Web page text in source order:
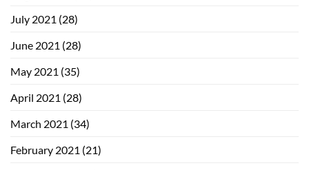
July 2021 (28)
June 2021 (28)
May 2021 (35)
April 2021 (28)
March 2021 (34)
February 2021 (21)